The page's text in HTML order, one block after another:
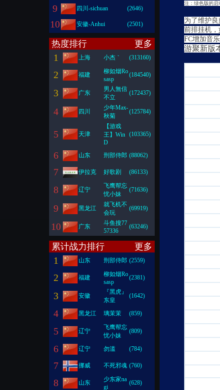
9 四川-sichuan (2646)
10 安徽-Anhui (2501)
热度排行 更多
1 上海 小杰｀ (313160)
2 福建
柳如烟Ro
sasp
(184540)
3 广东
男人無信
不立
(172437)
4 四川
少年Max-
秋菊
(125784)
5 天津
【游戏
王】Win
D
(103365)
6 山东 刑部侍郎 (88062)
7 伊拉克 好歌剧 (86133)
8 辽宁
飞鹰帮忘
忧小妹
(71636)
9 黑龙江
就飞机不
会玩
(69919)
10 广东
斗鱼搜77
57336
(63246)
累计战力排行 更多
1 山东 刑部侍郎 (2559)
2 福建
柳如烟Ro
sasp
(2381)
3 安徽
『黑虎』
东皇
(1642)
4 黑龙江 璃茉茉 (859)
5 辽宁
飞鹰帮忘
忧小妹
(809)
6 辽宁 勿滥 (784)
7 挪威 不死邪魂 (760)
8 山东
少东家na
gi
(628)
注：绿色版的启
为了维护
前排挂机
FC增加音
游聚新版